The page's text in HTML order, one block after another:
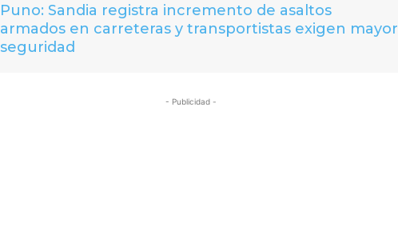
Puno: Sandia registra incremento de asaltos
armados en carreteras y transportistas exigen mayor
seguridad
- Publicidad -